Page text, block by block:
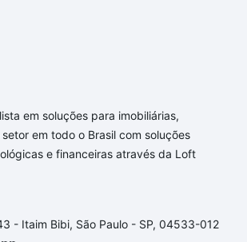
a oferta ideal para você, com
com nossas opções de
as parcelas podem se
orçamento. Se ainda tem alguma
envolvidos no processo de
sonhos com segurança e
em soluções para imobiliárias,
em todo o Brasil com soluções
e financeiras através da Loft
- Itaim Bibi, São Paulo - SP, 04533-012